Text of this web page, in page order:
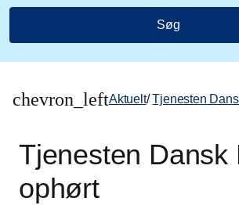
Søg
chevron_leftAktuelt/ Tjenesten
Tjenesten Dansk
ophørt